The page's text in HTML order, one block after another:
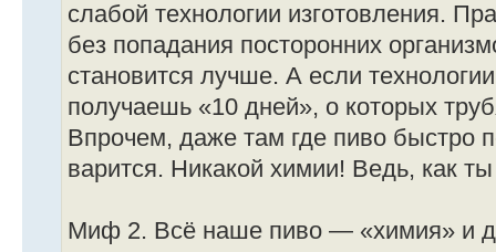
слабой технологии изготовления.
без попадания посторонних
становится лучше. А если
получаешь «10 дней», о которых
Впрочем, даже там где пиво быстро
варится. Никакой химии! Ведь, как
Миф 2. Всё наше пиво — «химия» и